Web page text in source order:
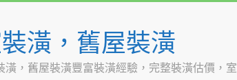
潢，舊屋裝潢
，舊屋裝潢豐富裝潢經驗，完整裝潢估價，室